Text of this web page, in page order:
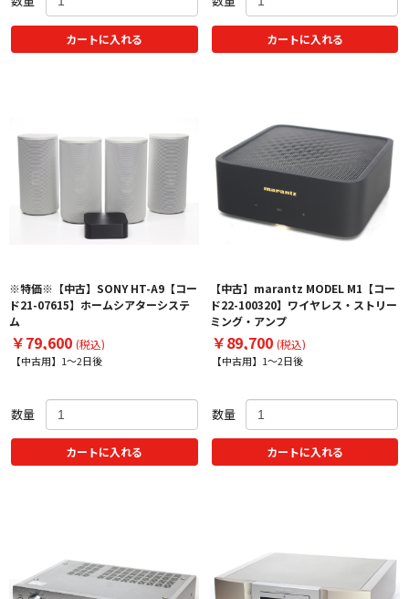
カートに入れる カートに入れる
※特価※【中古】SONY HT-A9【コー
ド21-07615】ホームシアターシステ
ム
￥79,600 (税込)
【中古用】1～2日後
数量
カートに入れる
【中古】marantz MODEL M1【コー
ド22-100320】ワイヤレス・ストリー
ミング・アンプ
￥89,700 (税込)
【中古用】1～2日後
数量
カートに入れる